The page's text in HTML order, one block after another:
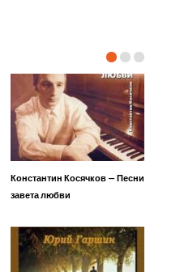
Константин Косячков — Песни
завета любви